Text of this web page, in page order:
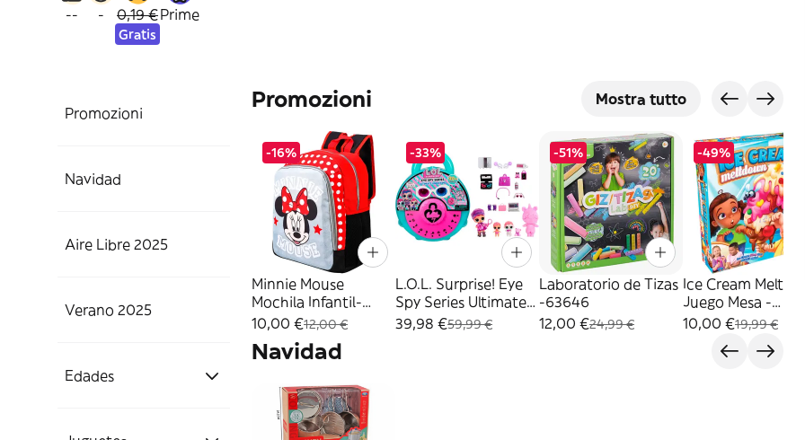
-- - 0,19 €
Gratis
Prime
Promozioni
Navidad
¡San Valentín!
Productos Navidad
Aire Libre 2025
Aire Libre
Manualidades Aire
Verano 2025
Verano 2025.
Edades
Promozioni Mostra tutto
-16%
Minnie Mouse
Mochila Infantil-
2100004081
10,00 €12,00 €
-33%
L.O.L. Surprise! Eye
Spy Series Ultimate
Unboxing-542698
39,98 €59,99 €
-51%
Laboratorio de Tizas
-63646
12,00 €24,99 €
-49%
Ice Cream
Juego Mesa -
HI/578028
10,00 €19,99 €
Navidad